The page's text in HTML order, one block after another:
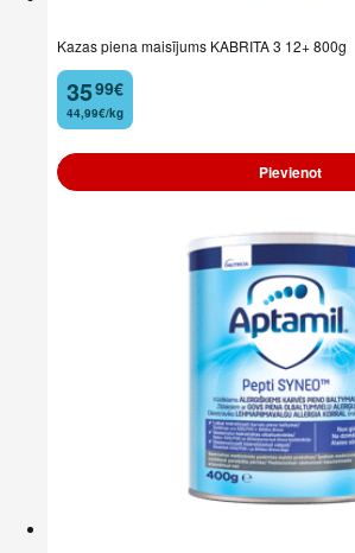
Kazas piena maisījums KABRITA 3 12+ 800g
35
. 99€
44,99€/kg
Pievienot